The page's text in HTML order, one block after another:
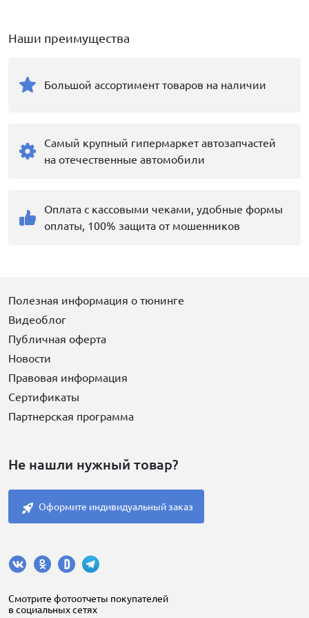
Наши преимущества
Большой ассортимент товаров на наличии
Самый крупный гипермаркет автозапчастей
на отечественные автомобили
Оплата с кассовыми чеками, удобные формы
оплаты, 100% защита от мошенников
Полезная информация о тюнинге
Видеоблог
Публичная оферта
Новости
Правовая информация
Сертификаты
Партнерская программа
Не нашли нужный товар?
Оформите индивидуальный заказ
Cмотрите фотоотчеты покупателей
в социальных сетях